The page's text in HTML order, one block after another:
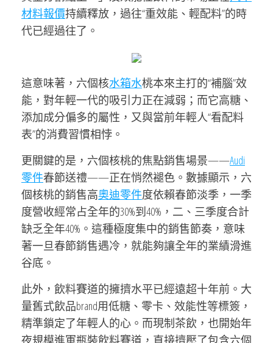
材料報價持續釋放，過往“重效能、輕配料”的時
代已經過往了。
這意味著，六個核水箱水桃本來主打的“補腦”效
能，對年輕一代的吸引力正在減弱；而它高糖、
添加成分偏多的屬性，又與當前年輕人“看配料
表”的消費習慣相悖。
更關鍵的是，六個核桃的焦點銷售場景——Audi
零件春節送禮——正在悄然褪色。數據顯示，六
個核桃的銷售高奧迪零件度依賴春節淡季，一季
度營收經常占全年的30%到40%，二、三季度合計
缺乏全年40%。這種極度集中的銷售節奏，意味
著一旦春節銷售遇冷，就能夠讓全年的業績滑進
谷底。
此外，飲料賽道的擁擠水平已經遠超十年前。大
量舊式飲品brand用低糖、零卡、效能性等標簽，
精準鎖定了年輕人的心。而現制茶飲，也開始年
夜規模進軍瓶裝飲料賽道，直接擠壓了包含六個